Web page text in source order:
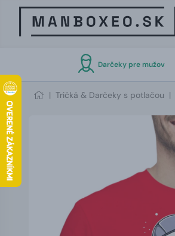
Darčeky pre mužov
| Tričká & Darčeky s potlačou |